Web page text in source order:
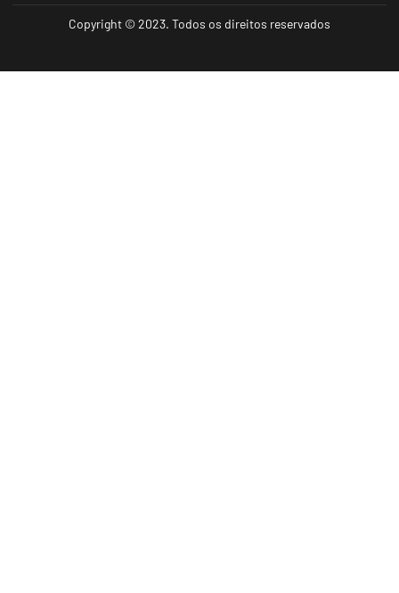
Copyright © 2023. Todos os direitos reservados